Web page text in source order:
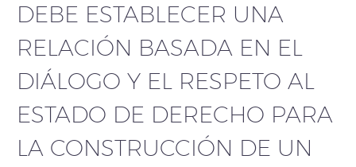
DEBE ESTABLECER UNA
RELACIÓN BASADA EN EL
DIÁLOGO Y EL RESPETO AL
ESTADO DE DERECHO PARA
LA CONSTRUCCIÓN DE UN